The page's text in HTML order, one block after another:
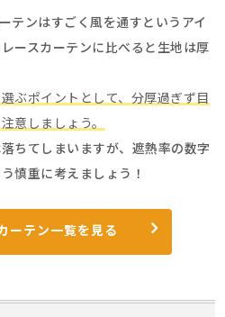
テンはすごく風を通すというアイ
ースカーテンに比べると生地は厚
ぶポイントとして、分厚過ぎず目
意しましょう。
ちてしまいますが、遮熱率の数字
慎重に考えましょう！
ーテン一覧を見る